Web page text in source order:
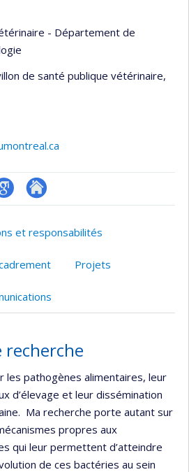
- Département de
de santé publique vétérinaire,
Autre
web
et responsabilités
Projets
recherche
les pathogènes alimentaires, leur
d’élevage et leur dissémination
Ma recherche porte autant sur
propres aux
qui leur permettent d’atteindre
de ces bactéries au sein